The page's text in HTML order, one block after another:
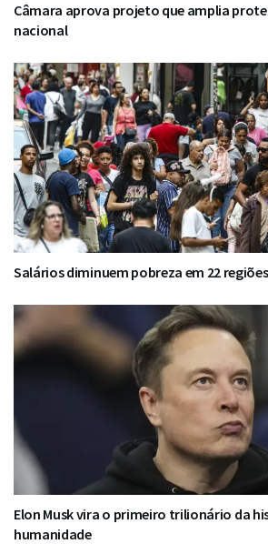
Câmara aprova projeto que amplia
nacional
Salários diminuem pobreza em 22
Elon Musk vira o primeiro trilionário da
humanidade